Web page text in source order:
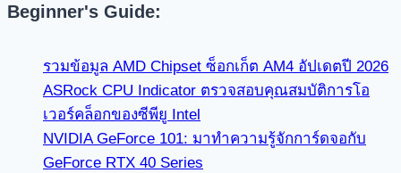
Beginner's Guide:
รวมข้อมูล AMD Chipset ซ็อกเก็ต AM4 อัปเดตปี 2026
ASRock CPU Indicator ตรวจสอบคุณสมบัติการโอ
เวอร์คล็อกของซีพียู Intel
NVIDIA GeForce 101: มาทำความรู้จักการ์ดจอกับ
GeForce RTX 40 Series